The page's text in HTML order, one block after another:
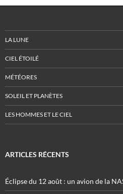
LA LUNE
CIEL ÉTOILÉ
MÉTÉORES
SOLEIL ET PLANÈTES
LES HOMMES ET LE CIEL
ARTICLES RÉCENTS
Éclipse du 12 août : un avion de la